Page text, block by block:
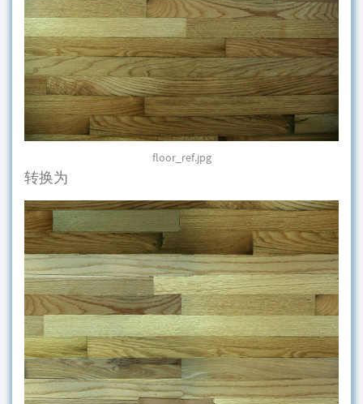
floor_ref.jpg
转换为